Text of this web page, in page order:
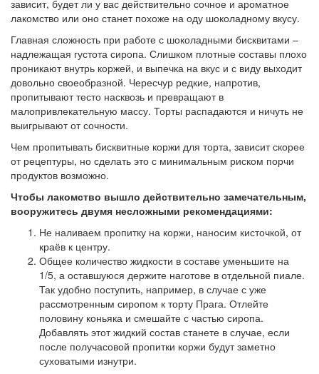
зависит, будет ли у вас действительно сочное и ароматное
лакомство или оно станет похоже на оду шоколадному вкусу.
Главная сложность при работе с шоколадными бисквитами –
надлежащая густота сиропа. Слишком плотные составы плохо
проникают внутрь коржей, и выпечка на вкус и с виду выходит
довольно своеобразной. Чересчур редкие, напротив,
пропитывают тесто насквозь и превращают в
малопривлекательную массу. Торты распадаются и ничуть не
выигрывают от сочности.
Чем пропитывать бисквитные коржи для торта, зависит скорее
от рецептуры, но сделать это с минимальным риском порчи
продуктов возможно.
Чтобы лакомство вышло действительно замечательным,
вооружитесь двумя несложными рекомендациями:
Не наливаем пропитку на коржи, наносим кисточкой, от
краёв к центру.
Общее количество жидкости в составе уменьшите на
1/5, а оставшуюся держите наготове в отдельной пиале.
Так удобно поступить, например, в случае с уже
рассмотренным сиропом к торту Прага. Отлейте
половину коньяка и смешайте с частью сиропа.
Добавлять этот жидкий состав станете в случае, если
после получасовой пропитки коржи будут заметно
суховатыми изнутри.